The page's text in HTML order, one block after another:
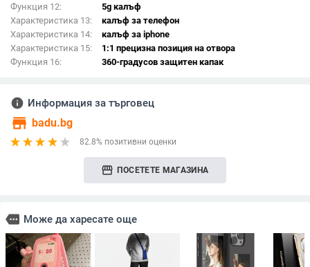
Функция 12:
5g калъф
Характеристика 13:
калъф за телефон
Характеристика 14:
калъф за iphone
Характеристика 15:
1:1 прецизна позиция на отвора
Функция 16:
360-градусов защитен капак
info Информация за търговец
store badu.bg
82.8% позитивни оценки
storefront ПОСЕТЕТЕ МАГАЗИНА
more Може да харесате още